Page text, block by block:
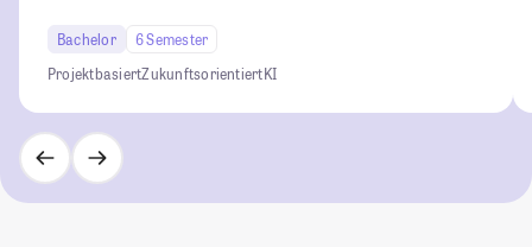
Bachelor
6 Semester
ProjektbasiertZukunftsorientiertKI